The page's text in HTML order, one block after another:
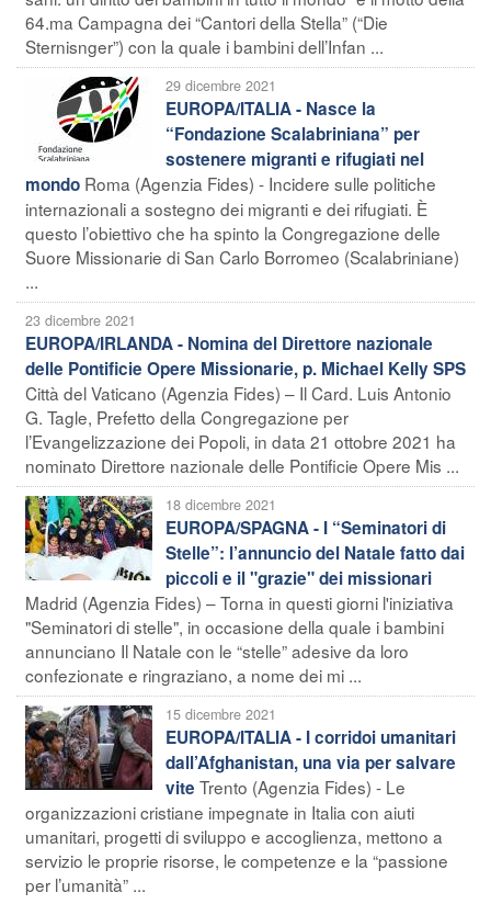
64.ma Campagna dei “Cantori della Stella” (“Die
Sternisnger”) con la quale i bambini dell’Infan ...
29 dicembre 2021
EUROPA/ITALIA - Nasce la
“Fondazione Scalabriniana” per
sostenere migranti e rifugiati nel
mondo Roma (Agenzia Fides) - Incidere sulle politiche
internazionali a sostegno dei migranti e dei rifugiati. È
questo l’obiettivo che ha spinto la Congregazione delle
Suore Missionarie di San Carlo Borromeo (Scalabriniane)
...
23 dicembre 2021
EUROPA/IRLANDA - Nomina del Direttore nazionale
delle Pontificie Opere Missionarie, p. Michael Kelly SPS
Città del Vaticano (Agenzia Fides) – Il Card. Luis Antonio
G. Tagle, Prefetto della Congregazione per
l’Evangelizzazione dei Popoli, in data 21 ottobre 2021 ha
nominato Direttore nazionale delle Pontificie Opere Mis ...
18 dicembre 2021
EUROPA/SPAGNA - I “Seminatori di
Stelle”: l’annuncio del Natale fatto dai
piccoli e il "grazie" dei missionari
Madrid (Agenzia Fides) – Torna in questi giorni l'iniziativa
"Seminatori di stelle", in occasione della quale i bambini
annunciano Il Natale con le “stelle” adesive da loro
confezionate e ringraziano, a nome dei mi ...
15 dicembre 2021
EUROPA/ITALIA - I corridoi umanitari
dall’Afghanistan, una via per salvare
vite Trento (Agenzia Fides) - Le
organizzazioni cristiane impegnate in Italia con aiuti
umanitari, progetti di sviluppo e accoglienza, mettono a
servizio le proprie risorse, le competenze e la “passione
per l’umanità” ...